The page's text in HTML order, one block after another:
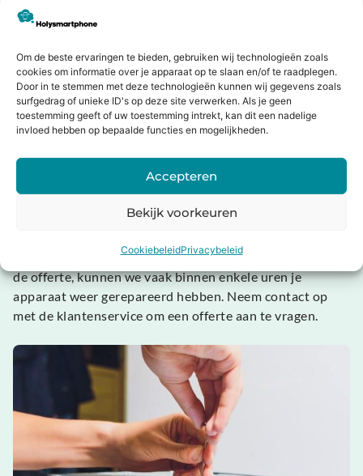
Om de beste ervaringen te bieden, gebruiken wij technologieën zoals
cookies om informatie over je apparaat op te slaan en/of te raadplegen.
Door in te stemmen met deze technologieën kunnen wij gegevens zoals
surfgedrag of unieke ID's op deze site verwerken. Als je geen
toestemming geeft of uw toestemming intrekt, kan dit een nadelige
invloed hebben op bepaalde functies en mogelijkheden.
Accepteren
Bekijk voorkeuren
CookiebeleidPrivacybeleid
In sommige gevallen kan het mogelijk zijn dat je toestel
is verzekerd. Veel voorkomende verzekeringen zijn:
Inboedelverzekering
Reisverzekering
WA verzekerd
Een electronica verzekering
Wertgarantie
opstellen met de reparatiekosten. Op goedkeuring van
de offerte, kunnen we vaak binnen enkele uren je
apparaat weer gerepareerd hebben. Neem contact op
met de klantenservice om een offerte aan te vragen.